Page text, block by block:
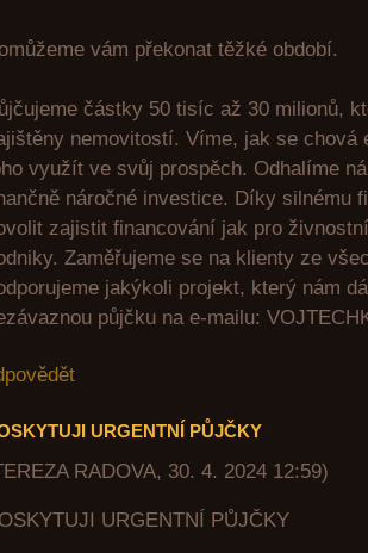
vám překonat těžké období.
částky 50 tisíc až 30 milionů,
nemovitostí. Víme, jak se chová
využít ve svůj prospěch. Odhalíme
náročné investice. Díky silnému
zajistit financování jak pro
Zaměřujeme se na klienty ze
jakýkoli projekt, který nám
půjčku na e-mailu:
URGENTNÍ PŮJČKY
RADOVA, 30. 4. 2024 12:59)
URGENTNÍ PŮJČKY